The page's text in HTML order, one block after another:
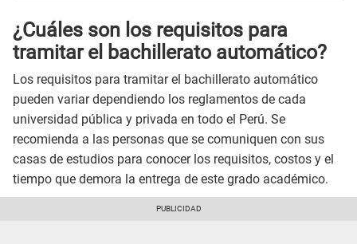
¿Cuáles son los requisitos para
tramitar el bachillerato automático?
Los requisitos para tramitar el bachillerato automático
pueden variar dependiendo los reglamentos de cada
universidad pública y privada en todo el Perú. Se
recomienda a las personas que se comuniquen con sus
casas de estudios para conocer los requisitos, costos y el
tiempo que demora la entrega de este grado académico.